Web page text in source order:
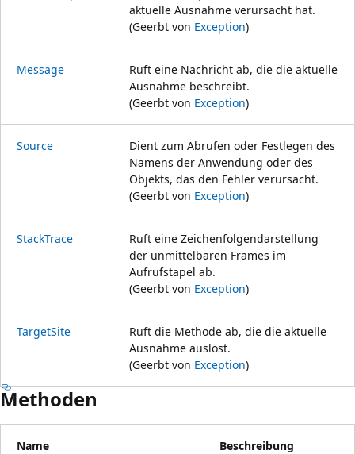
aktuelle Ausnahme verursacht hat.
(Geerbt von Exception)
Message
Ruft eine Nachricht ab, die die aktuelle
Ausnahme beschreibt.
(Geerbt von Exception)
Source
Dient zum Abrufen oder Festlegen des
Namens der Anwendung oder des
Objekts, das den Fehler verursacht.
(Geerbt von Exception)
StackTrace
Ruft eine Zeichenfolgendarstellung
der unmittelbaren Frames im
Aufrufstapel ab.
(Geerbt von Exception)
TargetSite
Ruft die Methode ab, die die aktuelle
Ausnahme auslöst.
(Geerbt von Exception)
Methoden
Name Beschreibung